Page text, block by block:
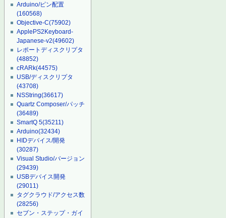
Arduino/ピン配置
(160568)
Objective-C(75902)
ApplePS2Keyboard-
Japanese-v2(49602)
レポートディスクリプタ
(48852)
cRARk(44575)
USB/ディスクリプタ
(43708)
NSString(36617)
Quartz Composer/パッチ
(36489)
SmartQ 5(35211)
Arduino(32434)
HIDデバイス/開発
(30287)
Visual Studio/バージョン
(29439)
USBデバイス開発
(29011)
タグクラウド/アクセス数
(28256)
セブン・ステップ・ガイ